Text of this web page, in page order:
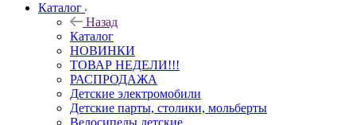
Каталог
Назад
Каталог
НОВИНКИ
ТОВАР НЕДЕЛИ!!!
РАСПРОДАЖА
Детские электромобили
Детские парты, столики, мольберты
Велосипеды детские